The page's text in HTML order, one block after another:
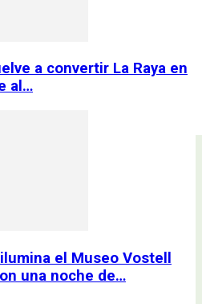
a convertir La Raya en
al…
el Museo Vostell
una noche de…